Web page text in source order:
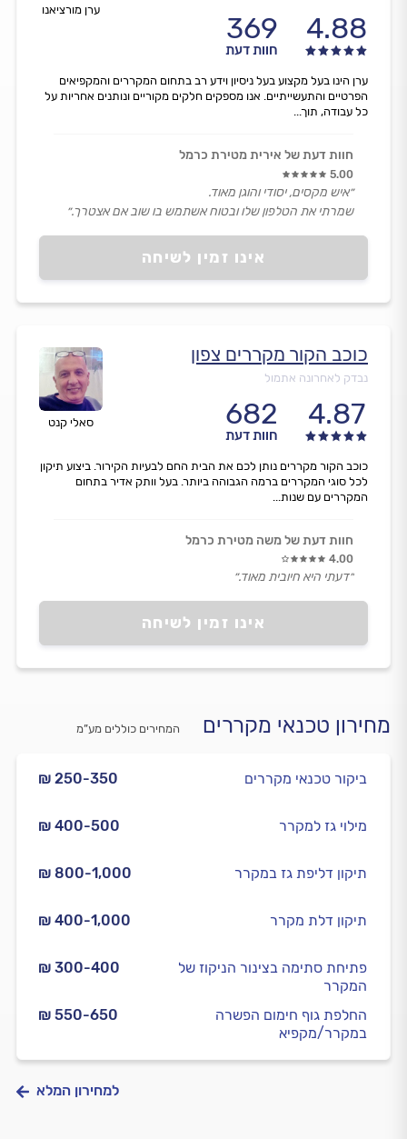
ערן מורציאנו
4.88
369
חוות דעת
אינו זמין לשיחה
ערן הינו בעל מקצוע בעל ניסיון וידע רב בתחום המקררים והמקפיאים
הפרטיים והתעשייתיים. אנו מספקים חלקים מקוריים ונותנים אחריות על
כל עבודה, תוך...
חוות דעת של אירית מטירת כרמל
5.00
״איש מקסים, יסודי והוגן מאוד.
שמרתי את הטלפון שלו ובטוח אשתמש בו שוב אם אצטרך.״
סאלי קנט
כוכב הקור מקררים צפון
נבדק לאחרונה אתמול
4.87
682
חוות דעת
אינו זמין לשיחה
כוכב הקור מקררים נותן לכם את הבית החם לבעיות הקירור. ביצוע תיקון
לכל סוגי המקררים ברמה הגבוהה ביותר. בעל וותק אדיר בתחום
המקררים עם שנות...
חוות דעת של משה מטירת כרמל
4.00
״דעתי היא חיובית מאוד.״
מחירון טכנאי מקררים המחירים כוללים מע”מ
₪ 250-350 ביקור טכנאי מקררים
₪ 400-500 מילוי גז למקרר
₪ 800-1,000 תיקון דליפת גז במקרר
₪ 400-1,000 תיקון דלת מקרר
₪ 300-400
פתיחת סתימה בצינור הניקוז של
המקרר
₪ 550-650
החלפת גוף חימום הפשרה
במקרר/מקפיא
למחירון המלא